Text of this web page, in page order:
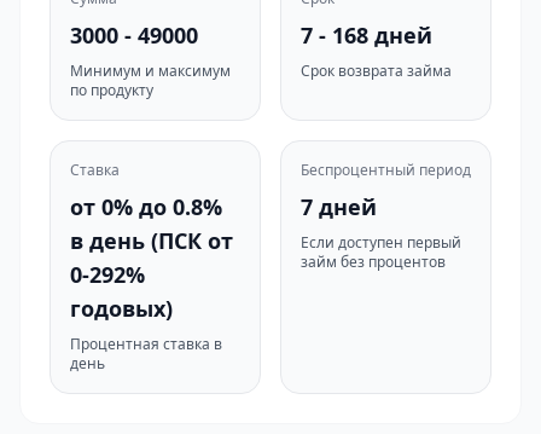
3000 - 49000
Минимум и максимум
по продукту
7 - 168 дней
Срок возврата займа
Ставка
от 0% до 0.8%
в день (ПСК от
0-292%
годовых)
Процентная ставка в
день
Беспроцентный период
7 дней
Если доступен первый
займ без процентов